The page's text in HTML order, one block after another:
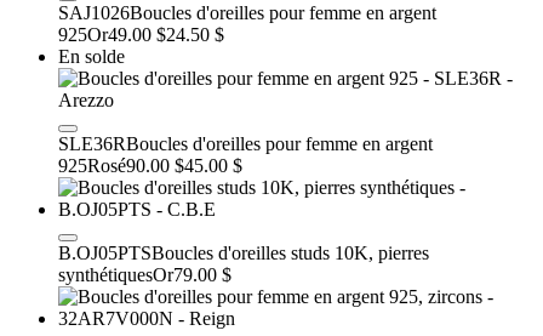
SAJ1026Boucles d'oreilles pour femme en argent
925Or49.00 $24.50 $
En solde
SLE36RBoucles d'oreilles pour femme en argent
925Rosé90.00 $45.00 $
B.OJ05PTSBoucles d'oreilles studs 10K, pierres
synthétiquesOr79.00 $